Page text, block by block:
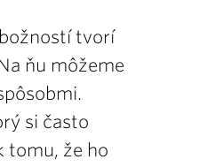
tvorí
ňu môžeme
si často
tomu, že ho